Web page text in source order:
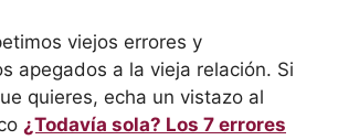
viejos errores y
apegados a la vieja relación. Si
quieres, echa un vistazo al
¿Todavía sola? Los 7 errores